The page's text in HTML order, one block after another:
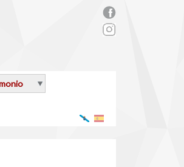
rs_facebook.png